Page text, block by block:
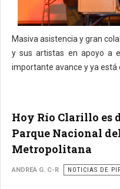
Masiva asistencia y gran
y sus artistas en apoyo a
importante avance y ya está
Hoy Río Clarillo es
Parque Nacional
Metropolitana
ANDREA G. C-R NOTICIAS DE